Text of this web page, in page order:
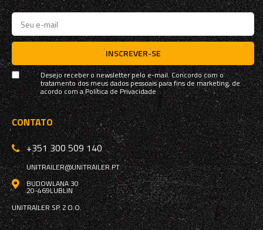
INSCREVER-SE
Desejo receber o newsletter pelo e-mail. Concordo com o
tratamento dos meus dados pessoais para fins de marketing, de
acordo com aPolítica de Privacidade
CONTATO
+351 300 509 140
UNITRAILER@UNITRAILER.PT
BUDOWLANA 30
20-469LUBLIN
UNITRAILER SP. Z O.O.